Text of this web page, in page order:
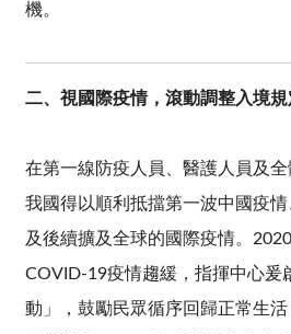
機。
二、視國際疫情，滾動調整入境規
在第一線防疫人員、醫護人員及全
我國得以順利抵擋第一波中國疫
及後續擴及全球的國際疫情。
COVID-19疫情趨緩，指揮中心爰
動」，鼓勵民眾循序回歸正常生